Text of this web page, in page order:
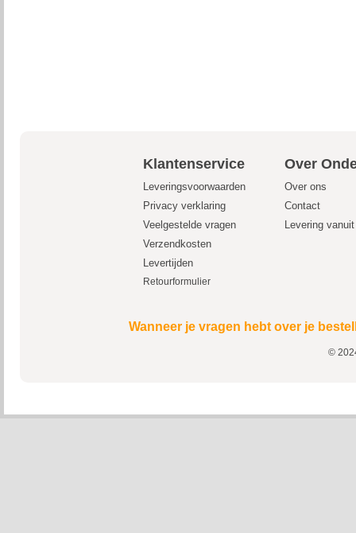
Klantenservice Over
Leveringsvoorwaarden
Over ons
Privacy verklaring
Contact
Veelgestelde vragen
Levering
Verzendkosten
Levertijden
Retourformulier
Wanneer je vragen hebt over je
©